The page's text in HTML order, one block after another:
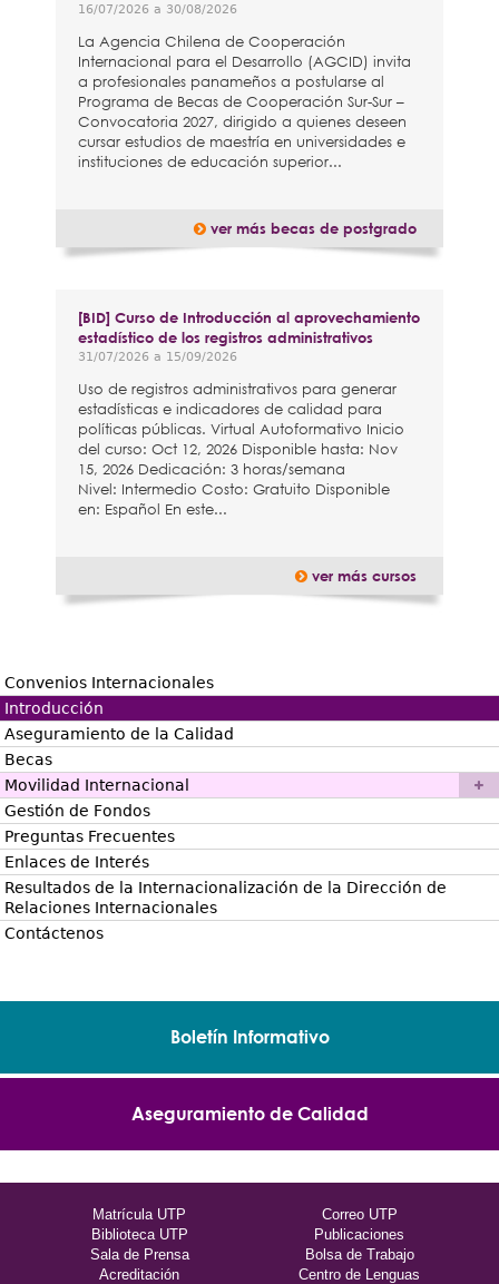
16/07/2026 a 30/08/2026
La Agencia Chilena de Cooperación
Internacional para el Desarrollo (AGCID) invita
a profesionales panameños a postularse al
Programa de Becas de Cooperación Sur-Sur –
Convocatoria 2027, dirigido a quienes deseen
cursar estudios de maestría en universidades e
instituciones de educación superior...
ver más becas de postgrado
[BID] Curso de Introducción al aprovechamiento
estadístico de los registros administrativos
31/07/2026 a 15/09/2026
Uso de registros administrativos para generar
estadísticas e indicadores de calidad para
políticas públicas. Virtual Autoformativo Inicio
del curso: Oct 12, 2026 Disponible hasta: Nov
15, 2026 Dedicación: 3 horas/semana
Nivel: Intermedio Costo: Gratuito Disponible
en: Español En este...
ver más cursos
Convenios Internacionales
Introducción
Aseguramiento de la Calidad
Becas
Movilidad Internacional
Gestión de Fondos
Preguntas Frecuentes
Enlaces de Interés
Resultados de la Internacionalización de la Dirección de
Relaciones Internacionales
Contáctenos
Boletín Informativo
Aseguramiento de Calidad
Matrícula UTP
Correo UTP
Biblioteca UTP
Publicaciones
Sala de Prensa
Bolsa de Trabajo
Acreditación
Centro de Lenguas